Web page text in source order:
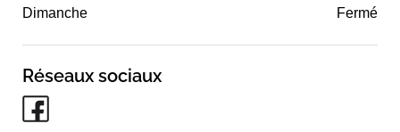
Dimanche Fermé
Réseaux sociaux